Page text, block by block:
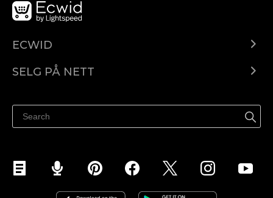
ECWID
Pris
SELG PÅ NETT
Selg på Facebook
Selg på Instagram